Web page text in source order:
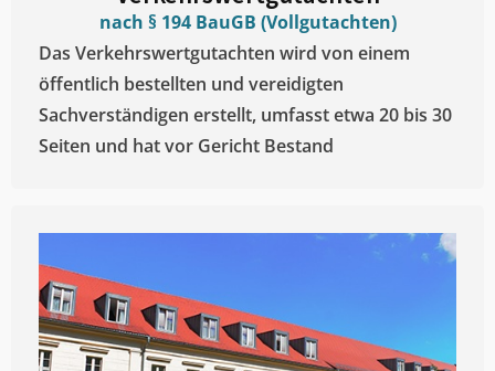
nach § 194 BauGB (Vollgutachten)
Das Verkehrswertgutachten wird von einem
öffentlich bestellten und vereidigten
Sachverständigen erstellt, umfasst etwa 20 bis 30
Seiten und hat vor Gericht Bestand